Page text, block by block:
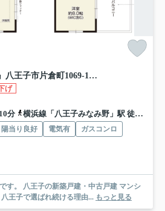
『八王子市新築戸建て』八王子市片倉町1069-131【仲介手数料無料】 ２５期
げ
分
横浜線「八王子みなみ野」駅 徒歩20分
陽当り良好 電気有
ガスコンロ
建 マンシ
ョン・土地には自信あり☆ 八王子で選ばれ続ける理由... もっと見る